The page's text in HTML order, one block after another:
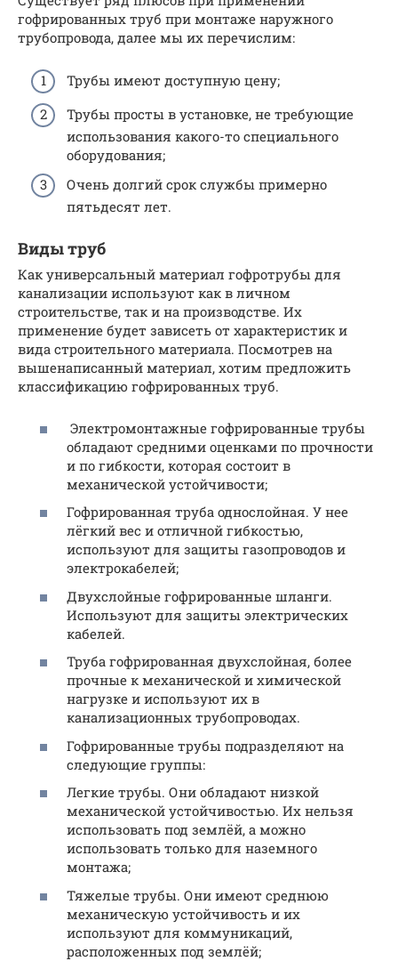
гофрированных труб при монтаже наружного
трубопровода, далее мы их перечислим:
Трубы имеют доступную цену;
Трубы просты в установке, не требующие
использования какого-то специального
оборудования;
Очень долгий срок службы примерно
пятьдесят лет.
Виды труб
Как универсальный материал гофротрубы для
канализации используют как в личном
строительстве, так и на производстве. Их
применение будет зависеть от характеристик и
вида строительного материала. Посмотрев на
вышенаписанный материал, хотим предложить
классификацию гофрированных труб.
Электромонтажные гофрированные трубы
обладают средними оценками по прочности
и по гибкости, которая состоит в
механической устойчивости;
Гофрированная труба однослойная. У нее
лёгкий вес и отличной гибкостью,
используют для защиты газопроводов и
электрокабелей;
Двухслойные гофрированные шланги.
Используют для защиты электрических
кабелей.
Труба гофрированная двухслойная, более
прочные к механической и химической
нагрузке и используют их в
канализационных трубопроводах.
Гофрированные трубы подразделяют на
следующие группы:
Легкие трубы. Они обладают низкой
механической устойчивостью. Их нельзя
использовать под землёй, а можно
использовать только для наземного
монтажа;
Тяжелые трубы. Они имеют среднюю
механическую устойчивость и их
используют для коммуникаций,
расположенных под землёй;